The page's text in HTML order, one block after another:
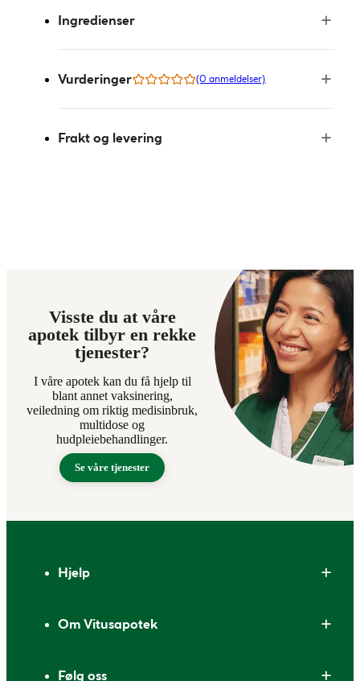
Ingredienser
Vurderinger (0 anmeldelser)
Frakt og levering
Visste du at våre
apotek tilbyr en rekke
tjenester?
I våre apotek kan du få hjelp til
blant annet vaksinering,
veiledning om riktig medisinbruk,
multidose og
hudpleiebehandlinger.
Se våre tjenester
Hjelp
Om Vitusapotek
Følg oss